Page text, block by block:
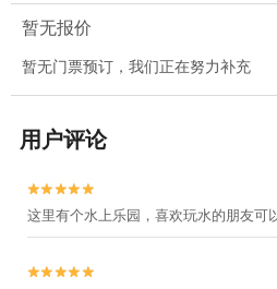
暂无报价
暂无门票预订，我们正在努力补充
用户评论


这里有个水上乐园，喜欢玩水的朋友可

